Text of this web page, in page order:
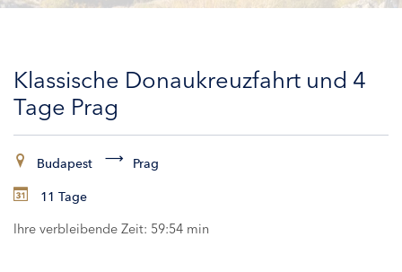
KABINEN
ZAHLUNG
Klassische Donaukreuzfahrt und 4
Tage Prag
Budapest Prag
11 Tage
Ihre verbleibende Zeit: 59:53 min